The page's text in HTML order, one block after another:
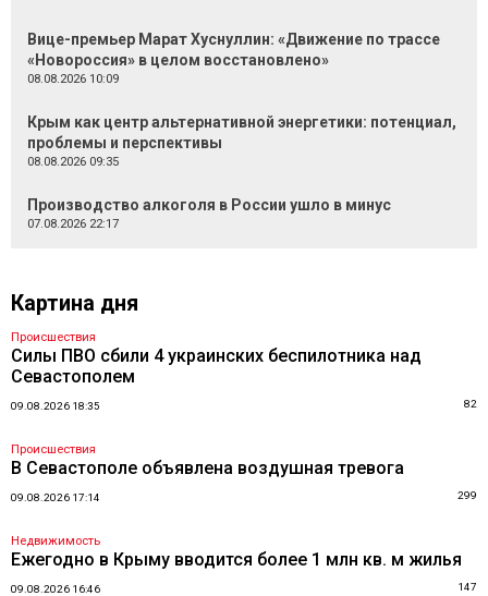
Вице-премьер Марат Хуснуллин: «Движение по трассе
«Новороссия» в целом восстановлено»
08.08.2026 10:09
Крым как центр альтернативной энергетики: потенциал,
проблемы и перспективы
08.08.2026 09:35
Производство алкоголя в России ушло в минус
07.08.2026 22:17
Картина дня
Происшествия
Силы ПВО сбили 4 украинских беспилотника над
Севастополем
09.08.2026 18:35 82
Происшествия
В Севастополе объявлена воздушная тревога
09.08.2026 17:14 299
Недвижимость
Ежегодно в Крыму вводится более 1 млн кв. м жилья
09.08.2026 16:46 147